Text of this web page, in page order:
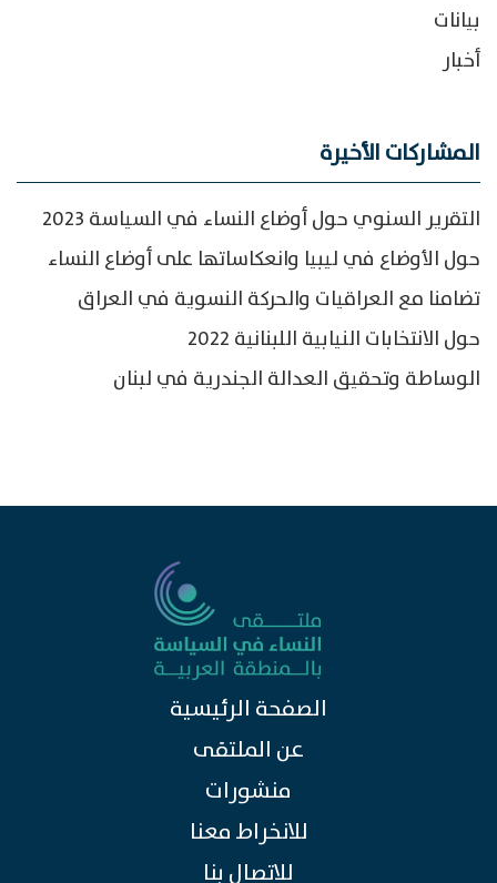
بيانات
أخبار
المشاركات الأخيرة
التقرير السنوي حول أوضاع النساء في السياسة 2023
حول الأوضاع في ليبيا وانعكاساتها على أوضاع النساء
تضامنا مع العراقيات والحركة النسوية في العراق
حول الانتخابات النيابية اللبنانية 2022
الوساطة وتحقيق العدالة الجندرية في لبنان
الصفحة الرئيسية
عن الملتقى
منشورات
للانخراط معنا
للاتصال بنا